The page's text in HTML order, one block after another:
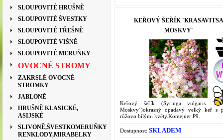
SLOUPOVITÉ HRUŠNĚ
SLOUPOVITÉ ŠVESTKY
SLOUPOVITÉ TŘEŠNĚ
SLOUPOVITÉ VIŠNĚ
SLOUPOVITÉ MERUŇKY
OVOCNÉ STROMY
ZAKRSLÉ OVOCNÉ
STROMKY
JABLONĚ
HRUŠNĚ KLASICKÉ,
ASIJSKÉ
SLIVONĚ,ŠVESTKOMERUŇKY
RENKLODY,MIRABELKY
KEŘOVÝ ŠEŘÍK ´KRASAVITSA
MOSKVY´
Keřový šeřík (Syringa vulgaris
Moskvy´)okrasný opadavý velký keř s
růžovo bílými květy.Kontejner P9.
Dostupnost: SKLADEM